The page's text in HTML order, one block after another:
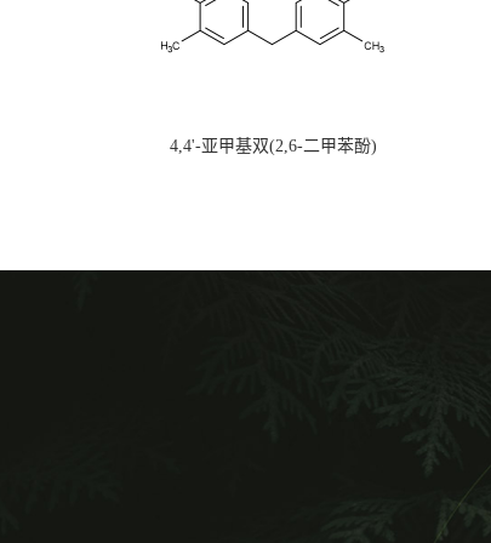
4,4'-亚甲基双(2,6-二甲苯酚)